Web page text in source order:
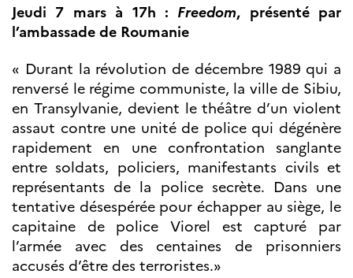
Arctic Frontiers
Prix FINA
Research
Norway
Événements
Science Night
Science et
innovation
(CCFN)
Rechercher :
Jeudi 7 mars à 17h : Freedom, présenté par
l’ambassade de Roumanie
« Durant la révolution de décembre 1989 qui a
renversé le régime communiste, la ville de Sibiu,
en Transylvanie, devient le théâtre d’un violent
assaut contre une unité de police qui dégénère
rapidement en une confrontation sanglante
entre soldats, policiers, manifestants civils et
représentants de la police secrète. Dans une
tentative désespérée pour échapper au siège, le
capitaine de police Viorel est capturé par
l’armée avec des centaines de prisonniers
accusés d’être des terroristes.»